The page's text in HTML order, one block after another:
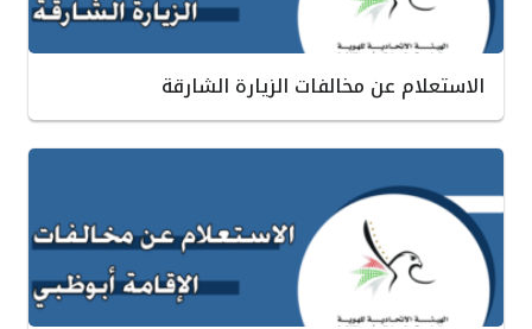
الاستعلام عن مخالفات الزيارة الشارقة